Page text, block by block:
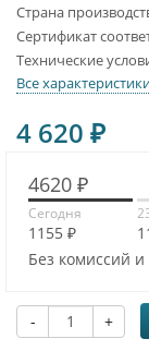
Страна
Сертификат
Технические
Все
4 620 ₽
4620 ₽
Сегодня
1155 ₽
Без комиссий
- +